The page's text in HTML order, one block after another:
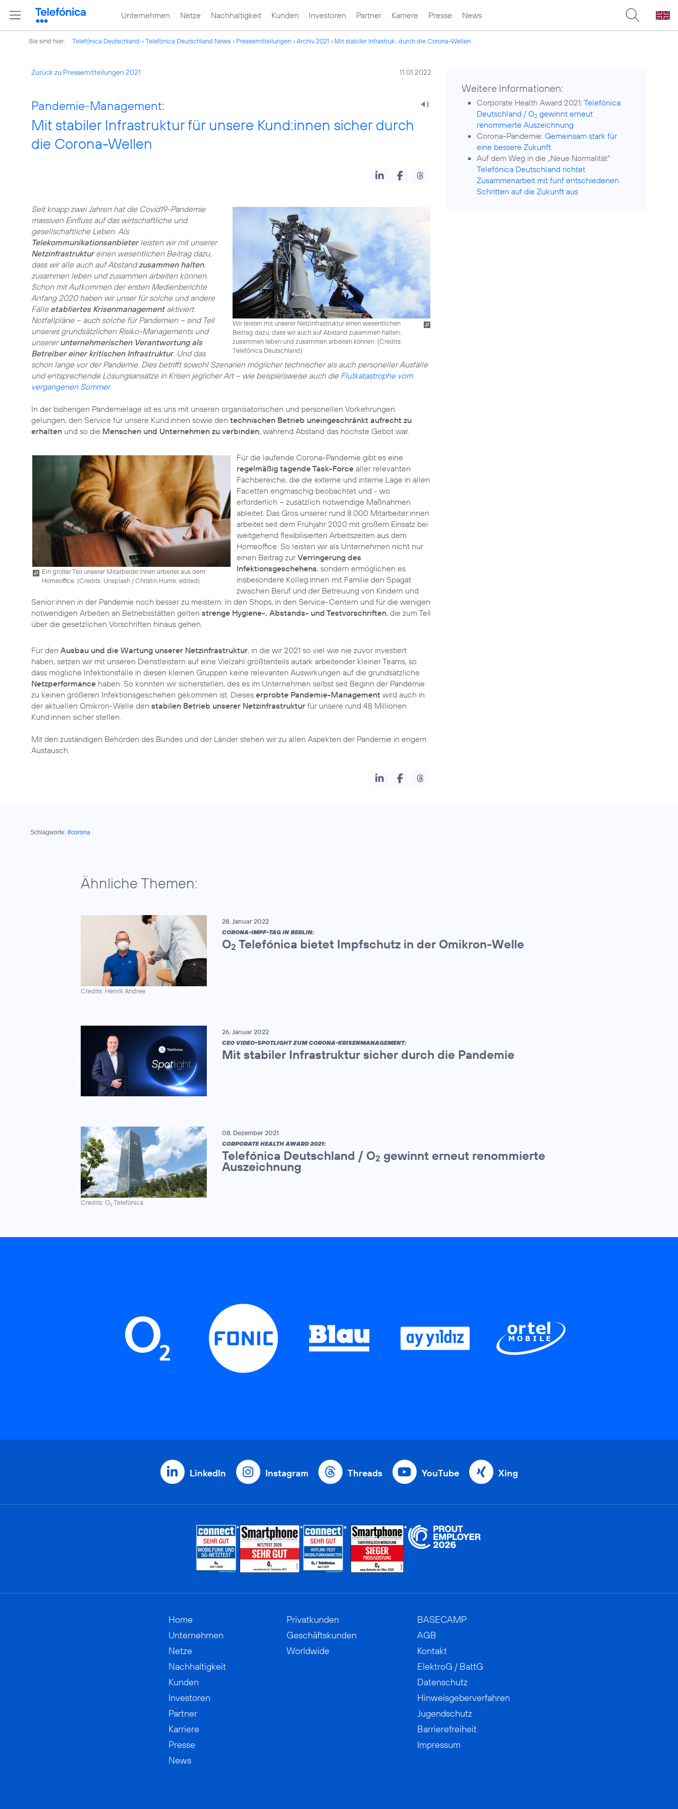
Unternehmen Netze Nachhaltigkeit Kunden Investoren Partner Karriere Presse News
Sie sind hier: Telefónica Deutschland Telefónica Deutschland News Pressemitteilungen Archiv 2021 Mit stabiler Infrastruk...durch die Corona-Wellen
Zurück zu Pressemitteilungen 2021 11.01.2022
Pandemie-Management:
Mit stabiler Infrastruktur für unsere Kund:innen sicher durch
die Corona-Wellen
Wir leisten mit unserer Netzinfrastruktur einen wesentlichen
Beitrag dazu, dass wir auch auf Abstand zusammen halten,
zusammen leben und zusammen arbeiten können. (Credits:
Telefónica Deutschland)
Seit knapp zwei Jahren hat die Covid19-Pandemie
massiven Einfluss auf das wirtschaftliche und
gesellschaftliche Leben. Als
Telekommunikationsanbieterleisten wir mit unserer
Netzinfrastruktureinen wesentlichen Beitrag dazu,
dass wir alle auch auf Abstandzusammen halten,
zusammen leben und zusammen arbeiten können.
Schon mit Aufkommen der ersten Medienberichte
Anfang 2020 haben wir unser für solche und andere
Fälle etabliertes Krisenmanagementaktiviert.
Notfallpläne – auch solche für Pandemien – sind Teil
unseres grundsätzlichen Risiko-Managements und
unsererunternehmerischen Verantwortung als
Betreiber einer kritischen Infrastruktur. Und das
schon lange vor der Pandemie. Dies betrifft sowohl Szenarien möglicher technischer als auch personeller Ausfälle
und entsprechende Lösungsansätze in Krisen jeglicher Art – wie beispielsweise auch die Flutkatastrophe vom
vergangenen Sommer.
In der bisherigen Pandemielage ist es uns mit unseren organisatorischen und personellen Vorkehrungen
gelungen, den Service für unsere Kund:innen sowie den technischen Betrieb uneingeschränkt aufrecht zu
erhalten und so die Menschen und Unternehmen zu verbinden, während Abstand das höchste Gebot war.
Ein großer Teil unserer Mitarbeiter:innen arbeitet aus dem
Homeoffice. (Credits: Unsplash / Christin Hume, edited)
Für die laufende Corona-Pandemie gibt es eine
regelmäßig tagende Task-Forcealler relevanten
Fachbereiche, die die externe und interne Lage in allen
Facetten engmaschig beobachtet und - wo
erforderlich – zusätzlich notwendige Maßnahmen
ableitet. Das Gros unserer rund 8.000 Mitarbeiter:innen
arbeitet seit dem Frühjahr 2020 mit großem Einsatz bei
weitgehend flexibilisierten Arbeitszeiten aus dem
Homeoffice.So leisten wir als Unternehmen nicht nur
einen Beitrag zurVerringerung des
Infektionsgeschehens, sondern ermöglichen es
insbesondere Kolleg:innen mit Familie den Spagat
zwischen Beruf und der Betreuung von Kindern und
Senior:innen in der Pandemie noch besser zu meistern. In den Shops, in den Service-Centern und für die wenigen
notwendigen Arbeiten an Betriebsstätten gelten strenge Hygiene-, Abstands- und Testvorschriften, die zum Teil
über die gesetzlichen Vorschriften hinaus gehen.
Für den Ausbau und die Wartung unserer Netzinfrastruktur, in die wir 2021 so viel wie nie zuvor investiert
haben, setzen wir mit unseren Dienstleistern auf eine Vielzahl größtenteils autark arbeitender kleiner Teams, so
dass mögliche Infektionsfälle in diesen kleinen Gruppen keine relevanten Auswirkungen auf die grundsätzliche
Netzperformance haben. So konnten wir sicherstellen, des es im Unternehmen selbst seit Beginn der Pandemie
zu keinen größeren Infektionsgeschehen gekommen ist. Dieses erprobte Pandemie-Management wird auch in
der aktuellen Omikron-Welle den stabilen Betrieb unserer Netzinfrastruktur für unsere rund 48 Millionen
Kund:innen sicher stellen.
Mit den zuständigen Behörden des Bundes und der Länder stehen wir zu allen Aspekten der Pandemie in engem
Austausch.
Weitere Informationen:
Corporate Health Award 2021:Telefónica
Deutschland / O2 gewinnt erneut
renommierte Auszeichnung
Corona-Pandemie:Gemeinsam stark für
eine bessere Zukunft
Auf dem Weg in die „Neue Normalität“:
Telefónica Deutschland richtet
Zusammenarbeit mit fünf entschiedenen
Schritten auf die Zukunft aus
Schlagworte: #corona
Ähnliche Themen:
Credits: Henrik Andree
28. Januar 2022
CORONA-IMPF-TAG IN BERLIN:
O2 Telefónica bietet Impfschutz in der Omikron-Welle
26. Januar 2022
CEO VIDEO-SPOTLIGHT ZUM CORONA-KRISENMANAGEMENT:
Mit stabiler Infrastruktur sicher durch die Pandemie
Credits: O2Telefónica
08. Dezember 2021
CORPORATE HEALTH AWARD 2021:
Telefónica Deutschland / O2 gewinnt erneut renommierte
Auszeichnung
LinkedIn Instagram Threads YouTube Xing
Home
Unternehmen
Netze
Nachhaltigkeit
Kunden
Investoren
Partner
Karriere
Presse
News
Privatkunden
Geschäftskunden
Worldwide
BASECAMP
AGB
Kontakt
ElektroG / BattG
Datenschutz
Hinweisgeberverfahren
Jugendschutz
Barrierefreiheit
Impressum